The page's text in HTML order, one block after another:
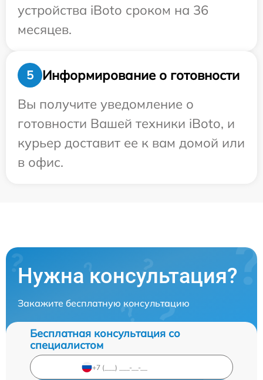
устройства iBoto сроком на 36
месяцев.
5
Информирование о готовности
Вы получите уведомление о
готовности Вашей техники iBoto, и
курьер доставит ее к вам домой или
в офис.
Нужна консультация?
Закажите бесплатную консультацию
Бесплатная консультация со
специалистом